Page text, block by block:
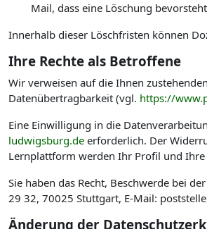
Mail, dass eine Löschung
Innerhalb dieser Löschfristen können
Ihre Rechte als Betroffene
Wir verweisen auf die Ihnen
Datenübertragbarkeit (vgl. https://
Eine Einwilligung in die
ludwigsburg.de erforderlich. Der
Lernplattform werden Ihr Profil und Ihre
Sie haben das Recht, Beschwerde bei
29 32, 70025 Stuttgart, E-Mail:
Änderung der